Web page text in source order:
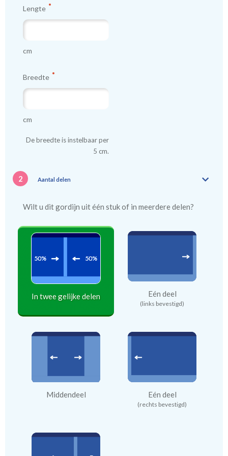
kindergordijnen voeren: een verschil van dag en nacht!
Lengte
cm
Breedte
cm
De breedte is instelbaar per
5 cm.
2 Aantal delen
Wilt u dit gordijn uit één stuk of in meerdere delen?
In twee gelijke delen Eén deel
(links bevestigd)
Middendeel Eén deel
(rechts bevestigd)